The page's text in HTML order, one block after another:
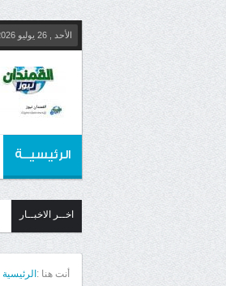
الأحد , 26 يوليو 2026
الرئيسيــة
اخــر الاخبــار
أنت هنا : الرئيسية